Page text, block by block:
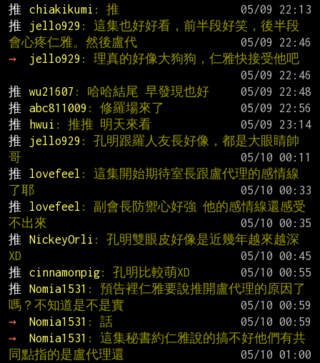
推
chiakikumi : 推
推
jello929 : 這集也好好看，前半段好笑，後半段
會心疼仁雅。然後盧代
→
jello929 : 理真的好像大狗狗，仁雅快接受他吧
推
wu21607 : 哈哈結尾 早發現也好
推
abc811009 : 修羅場來了
推
hwui : 推推 明天來看
推
jello929 : 孔明跟羅人友長好像，都是大眼睛帥
哥
推
lovefeel : 這集開始期待室長跟盧代理的感情線
了耶
推
lovefeel : 副會長防禦心好強 他的感情線還感受
不出來
推
NickeyOrli : 孔明雙眼皮好像是近幾年越來越深
XD
推
cinnamonpig: 孔明比較萌XD
推
Nomia1531 : 預告裡仁雅要說推開盧代理的原因了
嗎？不知道是不是實
→
Nomia1531 : 話
→
Nomia1531 : 這集秘書約仁雅說的搞不好他們有共
同點指的是盧代理還